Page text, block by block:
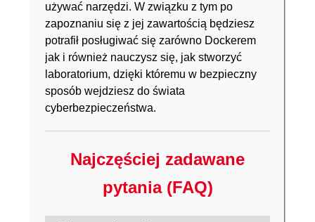
używać narzędzi. W związku z tym po
zapoznaniu się z jej zawartością będziesz
potrafił posługiwać się zarówno Dockerem
jak i również nauczysz się, jak stworzyć
laboratorium, dzięki któremu w bezpieczny
sposób wejdziesz do świata
cyberbezpieczeństwa.
Najczęściej zadawane
pytania (FAQ)